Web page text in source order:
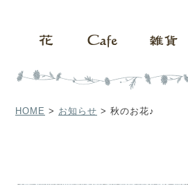
HOME > お知らせ > 秋のお花♪